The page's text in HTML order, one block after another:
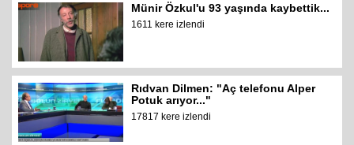
Münir Özkul'u 93 yaşında kaybettik...
1611 kere izlendi
Rıdvan Dilmen: "Aç telefonu Alper
Potuk arıyor..."
17817 kere izlendi